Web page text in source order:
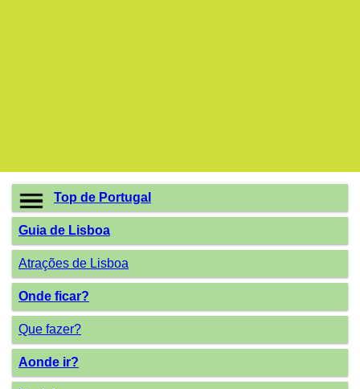
Top de Portugal
Guia de Lisboa
Atrações de Lisboa
Onde ficar?
Que fazer?
Aonde ir?